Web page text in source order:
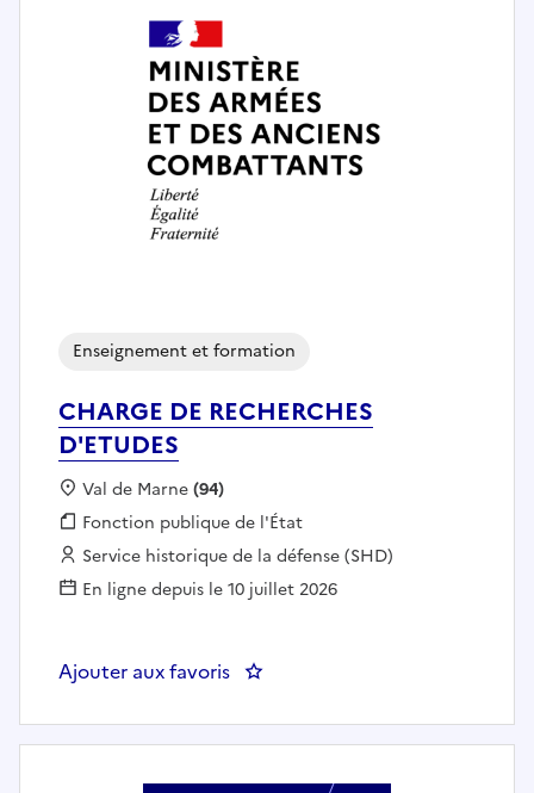
CHARGE DE RECHERCHES
D'ETUDES
Enseignement et formation
Localisation :
Val de Marne(94)
Fonction publique :
Fonction publique de l'État
Employeur :
Service historique de la défense (SHD)
En ligne depuis le 10 juillet 2026
Ajouter aux favoris : CHARGE DE RECHERCHES